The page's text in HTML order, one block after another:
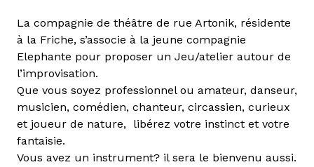
La compagnie de théâtre de rue Artonik, résidente
à la Friche, s’associe à la jeune compagnie
Elephante pour proposer un Jeu/atelier autour de
l’improvisation.
Que vous soyez professionnel ou amateur, danseur,
musicien, comédien, chanteur, circassien, curieux
et joueur de nature, libérez votre instinct et votre
fantaisie.
Vous avez un instrument? il sera le bienvenu aussi.